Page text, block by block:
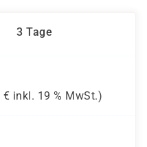
3 Tage
€ inkl. 19 % MwSt.)